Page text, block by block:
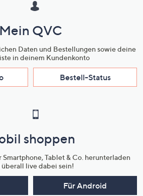
Mein QVC
Daten und Bestellungen sowie deine
in deinem Kundenkonto
Bestell-Status
shoppen
Tablet & Co. herunterladen
überall live dabei sein!
Für Android